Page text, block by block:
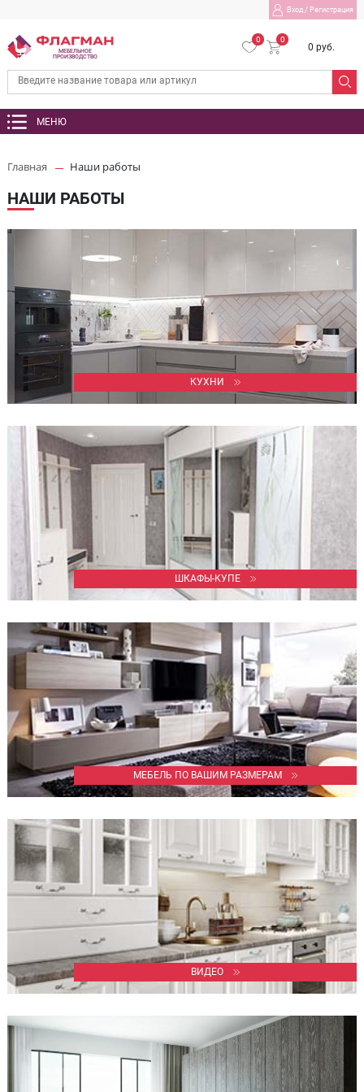
Вход/ Регистрация
МЕБЕЛЬНОЕ
ПРОИЗВОДСТВО
0 0
0 руб.
МЕНЮ
Главная Наши работы
НАШИ РАБОТЫ
КУХНИ
ШКАФЫ-КУПЕ
МЕБЕЛЬ ПО ВАШИМ РАЗМЕРАМ
ВИДЕО